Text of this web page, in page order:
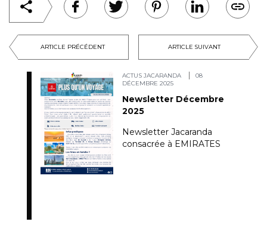
ARTICLE PRÉCÉDENT ARTICLE SUIVANT
ACTUS JACARANDA
08
DÉCEMBRE 2025
Newsletter Décembre
2025
Newsletter Jacaranda
consacrée à EMIRATES